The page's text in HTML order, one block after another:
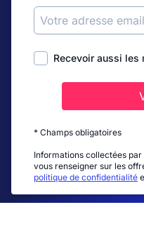
Recevoir aussi les
* Champs obligatoires
Informations collectées
vous renseigner sur les
politique de confidentialité